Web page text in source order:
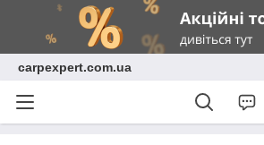
carpexpert.com.ua